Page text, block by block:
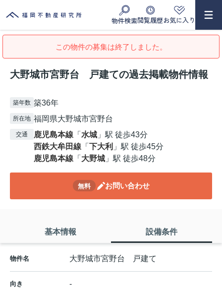
物件検索閲覧履歴お気に入り
この物件の募集は終了しました。
大野城市宮野台 戸建ての過去掲載物件情報
築年数 築36年
所在地 福岡県大野城市宮野台
交通 鹿児島本線 「 水城 」駅 徒歩43分
西鉄大牟田線 「 下大利 」駅 徒歩45分
鹿児島本線 「 大野城 」駅 徒歩48分
無料 お問い合わせ
基本情報 設備条件
物件名 大野城市宮野台 戸建て
向き -